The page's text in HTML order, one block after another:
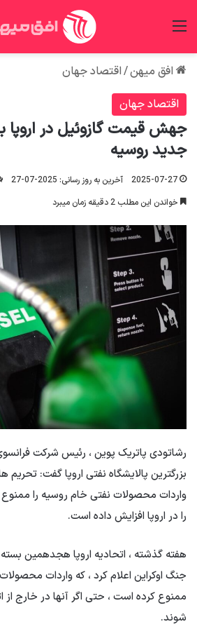
افق میهن/اقتصاد جهان
اقتصاد جهان
جهش قیمت گازوئیل در اروپا
جدید روسیه
2025-07-27 آخرین به روز رسانی: 2025-07-27
خواندن این مطلب 2 دقیقه زمان میبرد
بزرگترین پالایشگاه نفتی اروپا گفت: تحریم
واردات محصولات نفتی خام روسیه را
را در اروپا افزایش داده است.
هفته گذشته ، اتحادیه اروپا هجدهمین بسته
جنگ اوکراین اعلام کرد ، که واردات
ممنوع کرده است ، حتی اگر آنها در خارج از
شوند.